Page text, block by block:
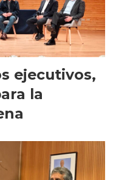
ejecutivos,
la